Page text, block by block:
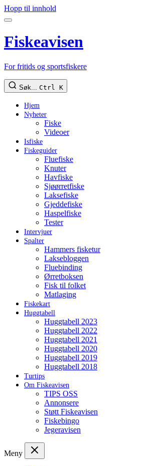
Hopp til innhold
Fiskeavisen
For fritids og sportsfiskere
Søk... Ctrl K
Hjem
Nyheter
Fiske
Videoer
Isfiske
Fiskeguider
Fluefiske
Knuter
Havfiske
Sjøørretfiske
Laksefiske
Gjeddefiske
Haspelfiske
Tester
Intervjuer
Spalter
Hammers fisketur
Laksebloggen
Fluebinding
Ørretboksen
Fisk til folket
Matlaging
Fiskekart
Huggtabell
Huggtabell 2023
Huggtabell 2022
Huggtabell 2021
Huggtabell 2020
Huggtabell 2019
Huggtabell 2018
Turtips
Om Fiskeavisen
TIPS OSS
Annonsere
Støtt Fiskeavisen
Fiskebingo
Jegeravisen
Meny